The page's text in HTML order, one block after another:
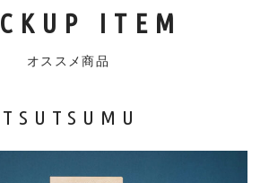
ITEM
オススメ商品
TSUTSUMU